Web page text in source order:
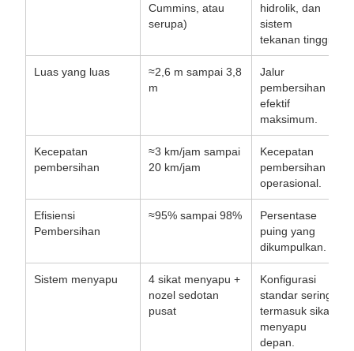
Cummins, atau
serupa)
hidrolik, dan
sistem
tekanan tinggi.
Luas yang luas
≈2,6 m sampai 3,8
m
Jalur
pembersihan
efektif
maksimum.
Kecepatan
pembersihan
≈3 km/jam sampai
20 km/jam
Kecepatan
pembersihan
operasional.
Efisiensi
Pembersihan
≈95% sampai 98%
Persentase
puing yang
dikumpulkan.
Sistem menyapu
4 sikat menyapu +
nozel sedotan
pusat
Konfigurasi
standar sering
termasuk sikat
menyapu
depan.